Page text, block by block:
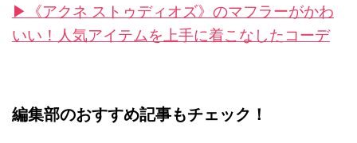
▶︎《アクネ ストゥディオズ》のマフラーがかわ
いい！人気アイテムを上手に着こなしたコーデ
編集部のおすすめ記事もチェック！